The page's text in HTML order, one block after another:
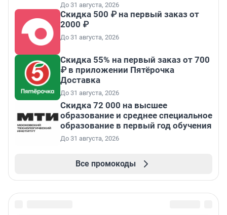
До 31 августа, 2026
Скидка 500 ₽ на первый заказ от
2000 ₽
До 31 августа, 2026
Скидка 55% на первый заказ от 700
₽ в приложении Пятёрочка
Доставка
До 31 августа, 2026
Скидка 72 000 на высшее
образование и среднее специальное
образование в первый год обучения
До 31 августа, 2026
Все промокоды